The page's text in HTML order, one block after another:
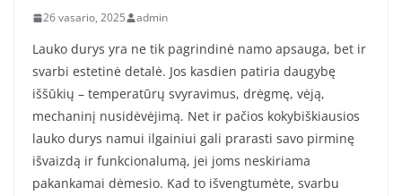
26 vasario, 2025 admin
Lauko durys yra ne tik pagrindinė namo apsauga, bet ir
svarbi estetinė detalė. Jos kasdien patiria daugybę
iššūkių – temperatūrų svyravimus, drėgmę, vėją,
mechaninį nusidėvėjimą. Net ir pačios kokybiškiausios
lauko durys namui ilgainiui gali prarasti savo pirminę
išvaizdą ir funkcionalumą, jei joms neskiriama
pakankamai dėmesio. Kad to išvengtumėte, svarbu